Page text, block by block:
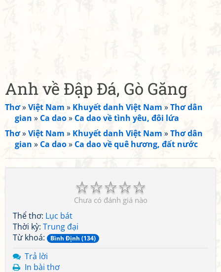
Anh về Đập Đá, Gò Găng
Thơ»Việt Nam » Khuyết danh Việt Nam »Thơ dân
gian » Ca dao» Ca dao về tình yêu, đôi lứa
Thơ»Việt Nam » Khuyết danh Việt Nam »Thơ dân
gian » Ca dao» Ca dao về quê hương, đất nước
☆
☆
☆
☆
☆
Chưa có đánh giá nào
Thể thơ: Lục bát
Thời kỳ: Trung đại
Từ khoá:
Bình Định (134)
Trả lời
In bài thơ